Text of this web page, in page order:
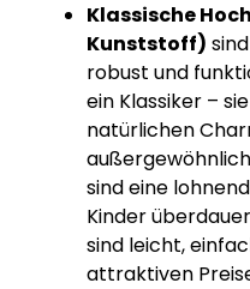
Klassische
Kunststoff)
robust und
ein Klassiker –
natürlichen
sind eine
Kinder
sind leicht,
attraktiven